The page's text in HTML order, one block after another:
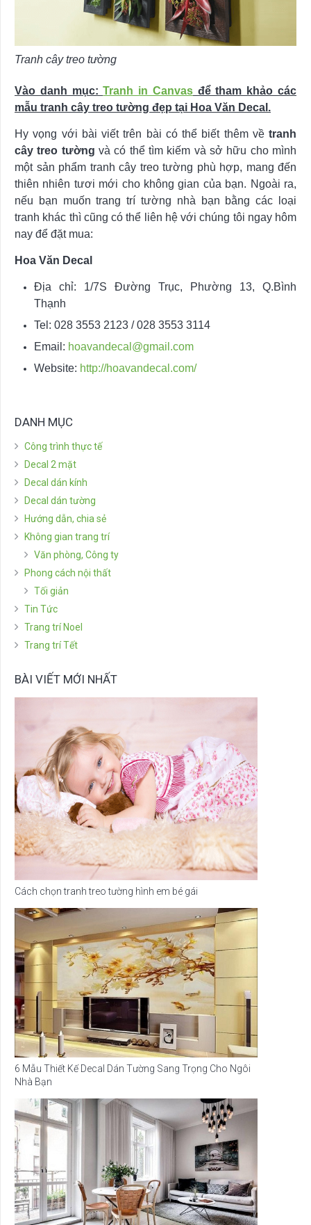
Tranh cây treo tường
Vào danh mục:Tranh in Canvasđể tham khảo các
mẫu tranh cây treo tường đẹp tại Hoa Văn Decal.
Hy vọng với bài viết trên bài có thể biết thêm về tranh
cây treo tường và có thể tìm kiếm và sở hữu cho mình
một sản phẩm tranh cây treo tường phù hợp, mang đến
thiên nhiên tươi mới cho không gian của bạn. Ngoài ra,
nếu bạn muốn trang trí tường nhà bạn bằng các loại
tranh khác thì cũng có thể liên hệ với chúng tôi ngay hôm
nay để đặt mua:
Hoa Văn Decal
Địa chỉ: 1/7S Đường Trục, Phường 13, Q.Bình
Thạnh
Tel: 028 3553 2123 / 028 3553 3114
Email: hoavandecal@gmail.com
Website: http://hoavandecal.com/
DANH MỤC
Công trình thực tế
Decal 2 mặt
Decal dán kính
Decal dán tường
Hướng dẫn, chia sẻ
Không gian trang trí
Văn phòng, Công ty
Phong cách nội thất
Tối giản
Tin Tức
Trang trí Noel
Trang trí Tết
BÀI VIẾT MỚI NHẤT
Cách chọn tranh treo tường hình em bé gái
6 Mẫu Thiết Kế Decal Dán Tường Sang Trọng Cho Ngôi
Nhà Bạn